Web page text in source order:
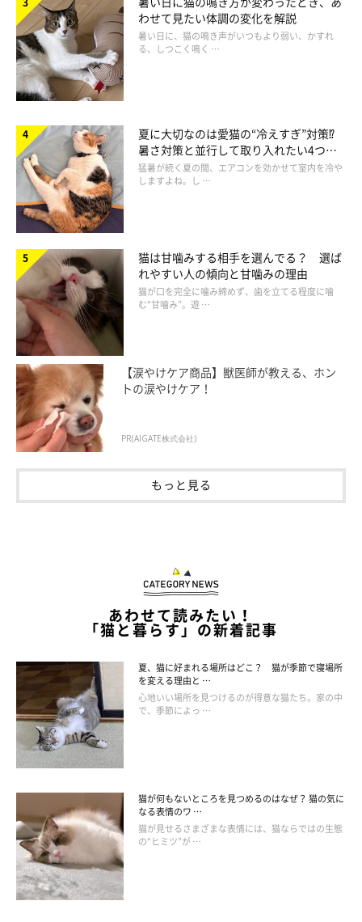
目が合ったら、優しくまばたき！
愛猫と目が合ったら、どうしてますか？目を逸らす？それとも見
つめ合う？正解は、優しくまばたきしてあげること。まばたきは
ラックスできます。
1日1回はスキンシップを！
まいにちのいぬ・ねこのきもちアプリ
人の手の温もりを伝えることは、愛猫と信頼関係を築くうえでと
わせて見たい体調の変化を解説
暑い日に、猫の鳴き声がいつもより弱い、かすれ
る、しつこく鳴く …
夏に大切なのは愛猫の“冷えすぎ”対策⁉
暑さ対策と並行して取り入れたい4つの
工夫
猛暑が続く夏の間、エアコンを効かせて室内を冷や
しますよね。し …
猫は甘噛みする相手を選んでる？ 選ば
れやすい人の傾向と甘噛みの理由
猫が口を完全に噛み締めず、歯を立てる程度に噛
む“甘噛み”。遊 …
【涙やけケア商品】獣医師が教える、ホン
トの涙やけケア！
PR(AIGATE株式会社)
もっと見る
あわせて読みたい！
「猫と暮らす」の新着記事
夏、猫に好まれる場所はどこ？ 猫が季節で寝場所
を変える理由と …
心地いい場所を見つけるのが得意な猫たち。家の中
で、季節によっ …
猫が何もないところを見つめるのはなぜ？ 猫の気に
なる表情のワ …
猫が見せるさまざまな表情には、猫ならではの生態
の“ヒミツ”が …